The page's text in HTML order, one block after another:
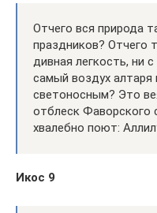
Отчего вся природа
праздников? Отчего
дивная легкость, ни
самый воздух алтаря
светоносным? Это
отблеск Фаворского
хвалебно поют:
Икос 9